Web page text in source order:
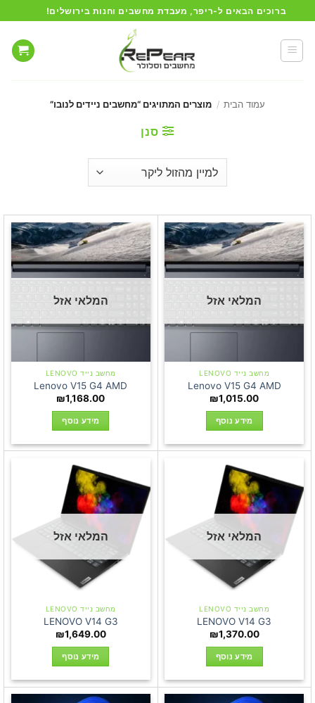
to
content
ברוכים הבאים ל-ריפר, מעבדת מחשבים וחנות בירושלים!
עמוד הבית / מוצרים המתויגים “מחשבים ניידים לנובו”
סנן
המלאי אזל
מחשב נייד LENOVO
Lenovo V15 G4 AMD
₪1,015.00
מידע נוסף
המלאי אזל
מחשב נייד LENOVO
Lenovo V15 G4 AMD
₪1,168.00
מידע נוסף
המלאי אזל
מחשב נייד LENOVO
LENOVO V14 G3
₪1,370.00
מידע נוסף
המלאי אזל
מחשב נייד LENOVO
LENOVO V14 G3
₪1,649.00
מידע נוסף